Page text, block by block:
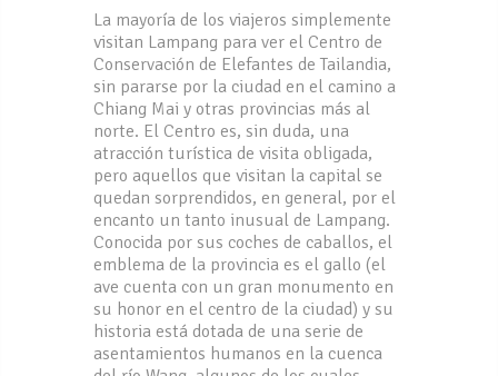
La mayoría de los viajeros simplemente
visitan Lampang para ver el Centro de
Conservación de Elefantes de Tailandia,
sin pararse por la ciudad en el camino a
Chiang Mai y otras provincias más al
norte. El Centro es, sin duda, una
atracción turística de visita obligada,
pero aquellos que visitan la capital se
quedan sorprendidos, en general, por el
encanto un tanto inusual de Lampang.
Conocida por sus coches de caballos, el
emblema de la provincia es el gallo (el
ave cuenta con un gran monumento en
su honor en el centro de la ciudad) y su
historia está dotada de una serie de
asentamientos humanos en la cuenca